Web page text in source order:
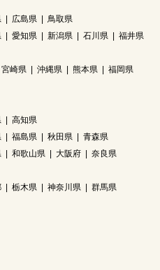
広島県
鳥取県
愛知県 新潟県 石川県
福井県
宮崎県 沖縄県 熊本県
福岡県
高知県
福島県 秋田県
青森県
和歌山県 大阪府
奈良県
栃木県 神奈川県
群馬県